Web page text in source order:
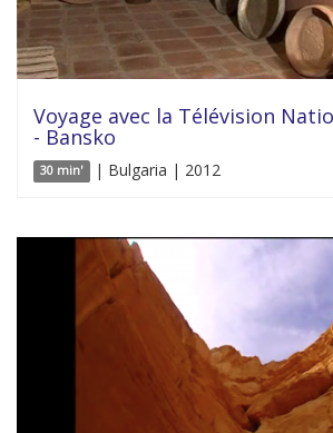
Voyage avec la Télévision
- Bansko
30 min' | Bulgaria | 2012